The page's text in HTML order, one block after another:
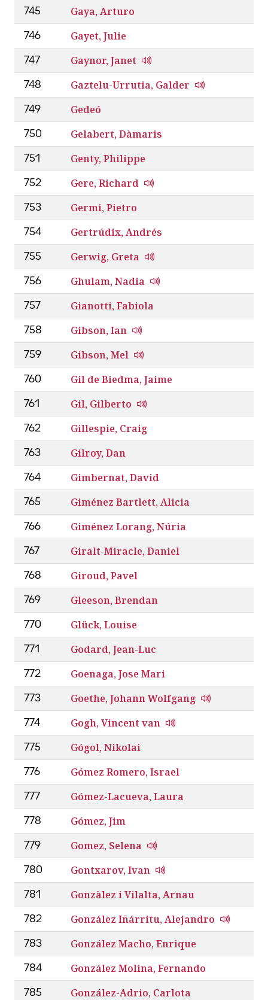
745 Gaya, Arturo
746 Gayet, Julie
747 Gaynor, Janet
748 Gaztelu-Urrutia, Galder
749 Gedeó
750 Gelabert, Dàmaris
751 Genty, Philippe
752 Gere, Richard
753 Germi, Pietro
754 Gertrúdix, Andrés
755 Gerwig, Greta
756 Ghulam, Nadia
757 Gianotti, Fabiola
758 Gibson, Ian
759 Gibson, Mel
760 Gil de Biedma, Jaime
761 Gil, Gilberto
762 Gillespie, Craig
763 Gilroy, Dan
764 Gimbernat, David
765 Giménez Bartlett, Alicia
766 Giménez Lorang, Núria
767 Giralt-Miracle, Daniel
768 Giroud, Pavel
769 Gleeson, Brendan
770 Glück, Louise
771 Godard, Jean-Luc
772 Goenaga, Jose Mari
773 Goethe, Johann Wolfgang
774 Gogh, Vincent van
775 Gógol, Nikolai
776 Gómez Romero, Israel
777 Gómez-Lacueva, Laura
778 Gómez, Jim
779 Gomez, Selena
780 Gontxarov, Ivan
781 Gonzàlez i Vilalta, Arnau
782 González Iñárritu, Alejandro
783 González Macho, Enrique
784 González Molina, Fernando
785 González-Adrio, Carlota